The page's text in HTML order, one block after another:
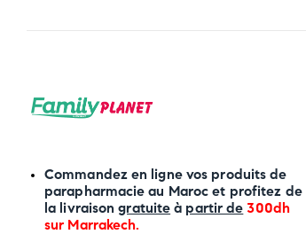
Commandez en ligne vos produits de
parapharmacie au Maroc et profitez de
la livraisongratuite à partir de 300dh
sur Marrakech.